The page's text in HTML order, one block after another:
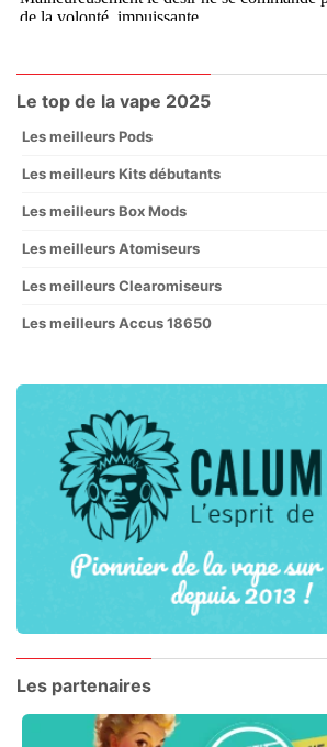
Le top de la vape 2025
Les meilleurs Pods
Les meilleurs Kits débutants
Les meilleurs Box Mods
Les meilleurs Atomiseurs
Les meilleurs Clearomiseurs
Les meilleurs Accus 18650
Les partenaires